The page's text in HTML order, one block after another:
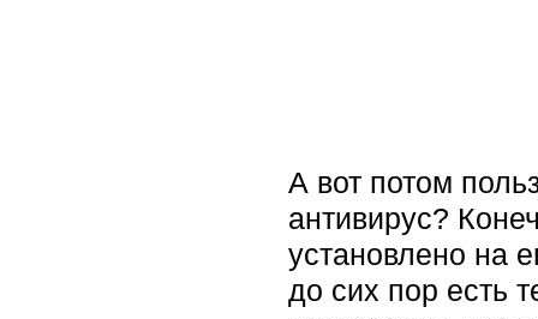
А вот потом
антивирус?
установлено на
до сих пор есть